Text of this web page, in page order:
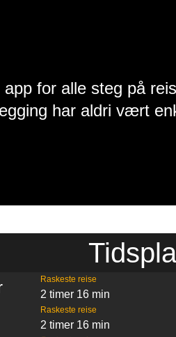
app for alle steg på
har aldri vært
Raskeste reise
2 timer 16 min
Raskeste reise
2 timer 16 min